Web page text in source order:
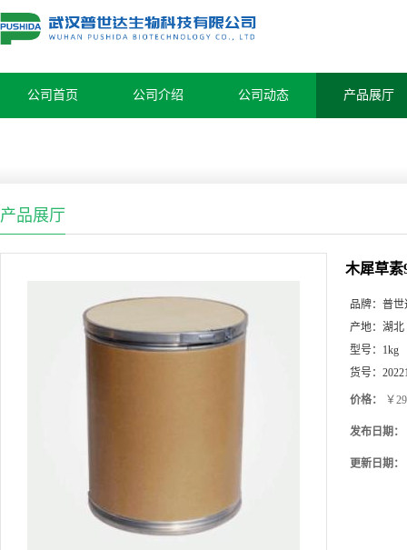
公司首页 公司介绍 公司动态 产品展厅
产品展厅
木犀草素
品牌： 普世
产地： 湖北
型号： 1kg
货号：
价格： ￥
发布日期：
更新日期：